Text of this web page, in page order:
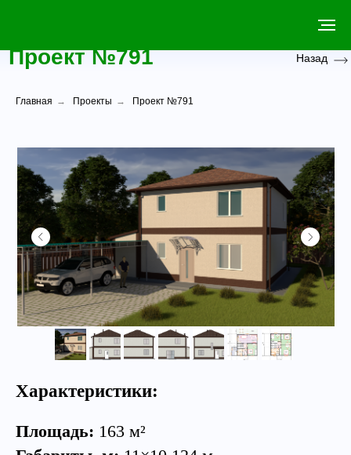
Проект №791 Назад
Главная → Проекты → Проект №791
Характеристики:
Площадь: 163 м²